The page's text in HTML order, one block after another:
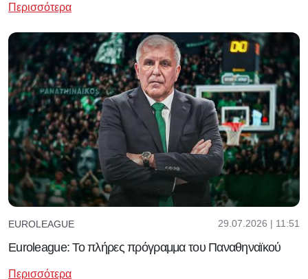
Περισσότερα
EUROLEAGUE 29.07.2026 | 11:51
Euroleague: Το πλήρες πρόγραμμα του Παναθηναϊκού
Περισσότερα